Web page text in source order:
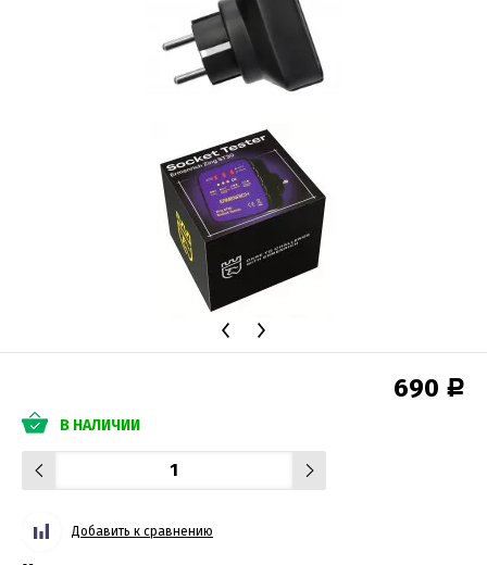
690 Р
В НАЛИЧИИ
Добавить к сравнению